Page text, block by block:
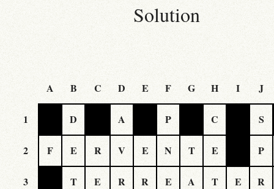
Solution
A B C D E F G H I J
1 D A P C S
2 F E R V E N T E P
3 T E R R E A T E R